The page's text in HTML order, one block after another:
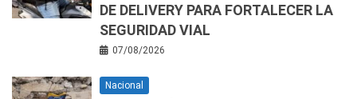
DE DELIVERY PARA FORTALECER LA
SEGURIDAD VIAL
07/08/2026
Nacional